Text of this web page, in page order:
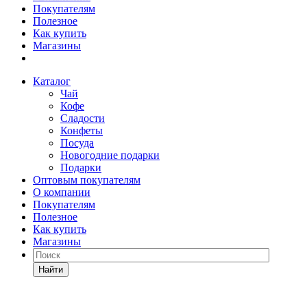
Покупателям
Полезное
Как купить
Магазины
Каталог
Чай
Кофе
Сладости
Конфеты
Посуда
Новогодние подарки
Подарки
Оптовым покупателям
О компании
Покупателям
Полезное
Как купить
Магазины
Найти